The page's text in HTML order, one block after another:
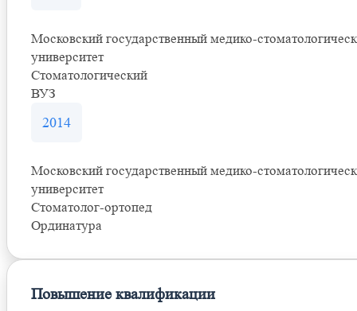
Московский государственный медико-
университет
Стоматологический
ВУЗ
2014
Московский государственный медико-
университет
Стоматолог-ортопед
Ординатура
Повышение квалификации